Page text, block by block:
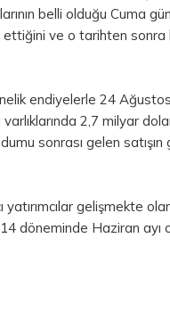
belli olduğu Cuma
ettiğini ve o tarihten
endiyelerle 24
2,7 milyar
sonrası gelen
yatırımcılar gelişmekte
döneminde Haziran ayı